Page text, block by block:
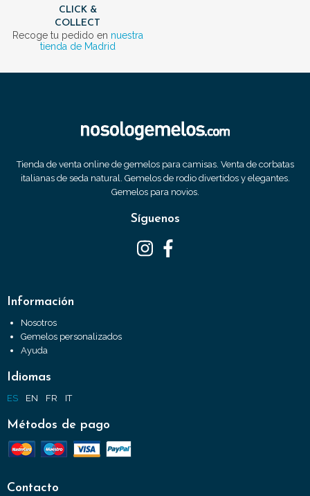
CLICK &
COLLECT
Recoge tu pedido en nuestra
tienda de Madrid
Tienda de venta online de gemelos para camisas. Venta de corbatas
italianas de seda natural. Gemelos de rodio divertidos y elegantes.
Gemelos para novios.
Síguenos
Información
Nosotros
Gemelos personalizados
Ayuda
Idiomas
ES EN FR IT
Métodos de pago
Contacto